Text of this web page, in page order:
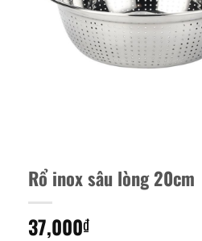
Rổ inox sâu lòng 20cm
37,000₫